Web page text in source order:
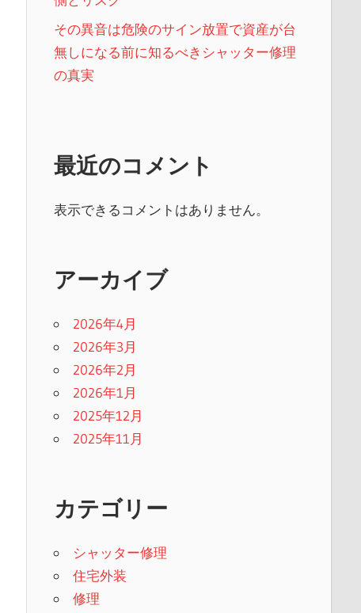
その異音は危険のサイン放置で資産が台
無しになる前に知るべきシャッター修理
の真実
最近のコメント
表示できるコメントはありません。
アーカイブ
2026年4月
2026年3月
2026年2月
2026年1月
2025年12月
2025年11月
カテゴリー
シャッター修理
住宅外装
修理